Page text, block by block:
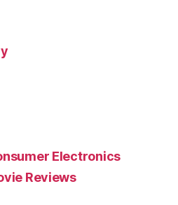
Electronics
Reviews